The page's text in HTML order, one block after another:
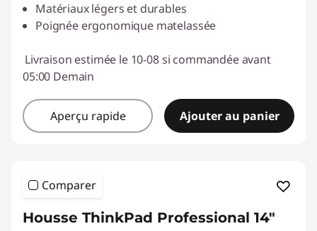
Matériaux légers et durables
Poignée ergonomique matelassée
Livraison estimée le 10-08 si commandée avant
05:00 Demain
Aperçu rapide Ajouter au panier
Comparer
Housse ThinkPad Professional 14"